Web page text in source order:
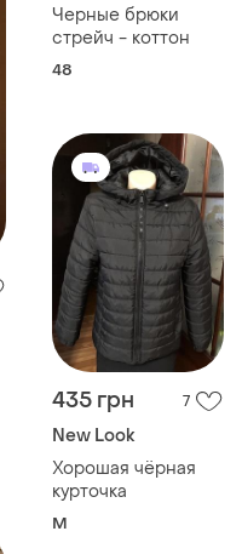
Черные брюки
стрейч - коттон
48
435 грн 7
New Look
Хорошая чёрная
курточка
M